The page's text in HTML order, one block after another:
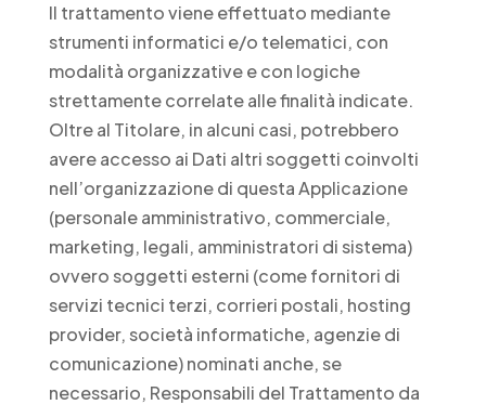
Il trattamento viene effettuato mediante
strumenti informatici e/o telematici, con
modalità organizzative e con logiche
strettamente correlate alle finalità indicate.
Oltre al Titolare, in alcuni casi, potrebbero
avere accesso ai Dati altri soggetti coinvolti
nell’organizzazione di questa Applicazione
(personale amministrativo, commerciale,
marketing, legali, amministratori di sistema)
ovvero soggetti esterni (come fornitori di
servizi tecnici terzi, corrieri postali, hosting
provider, società informatiche, agenzie di
comunicazione) nominati anche, se
necessario, Responsabili del Trattamento da